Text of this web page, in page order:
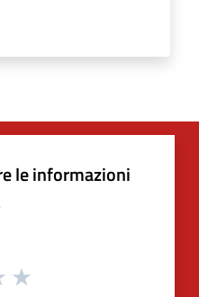
le informazioni